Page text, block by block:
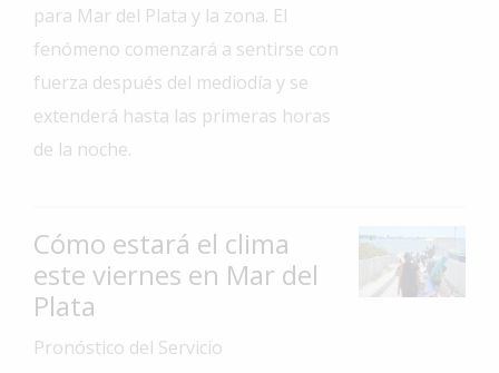
Interés
General
La
Ciudad
Deportes
Espectáculos
Policiales
Cartelera
para Mar del Plata y la zona. El
fenómeno comenzará a sentirse con
fuerza después del mediodía y se
extenderá hasta las primeras horas
de la noche.
Cómo estará el clima
este viernes en Mar del
Plata
Pronóstico del Servicio